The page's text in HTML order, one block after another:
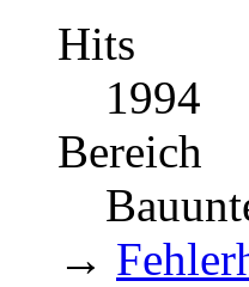
Hits
1994
Bereich
→